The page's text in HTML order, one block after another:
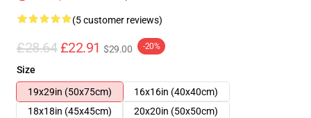
(5 customer reviews)
£28.64 £22.91 $29.00 -20%
Size
19x29in (50x75cm)
16x16in (40x40cm)
18x18in (45x45cm)
20x20in (50x50cm)